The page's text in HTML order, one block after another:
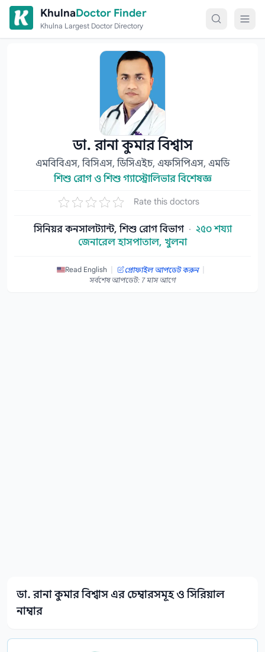
Skip to content
KhulnaDoctor Finder
Khulna Largest Doctor Directory
ডা. রানা কুমার বিশ্বাস
এমবিবিএস, বিসিএস, ডিসিএইচ, এফসিপিএস, এমডি
শিশু রোগ ও শিশু গ্যাস্ট্রোলিভার বিশেষজ্ঞ
Rate this doctors
সিনিয়র কনসালট্যান্ট, শিশু রোগ বিভাগ · ২৫০ শয্যা
জেনারেল হাসপাতাল, খুলনা
Read English | প্রোফাইল আপডেট করুন |
সর্বশেষ আপডেট: 7 মাস আগে
ডা. রানা কুমার বিশ্বাস এর চেম্বারসমূহ ও সিরিয়াল
নাম্বার